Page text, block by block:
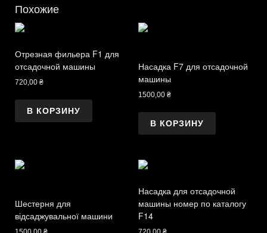
Похожие
Отрезная фильера F1 для
отсадочной машины
720,00 ₴
В КОРЗИНУ
Насадка F7 для отсадочной
машины
1500,00 ₴
В КОРЗИНУ
Шестерня для
відсаджувальної машини
Насадка для отсадочной
машины номер по каталогу
F14